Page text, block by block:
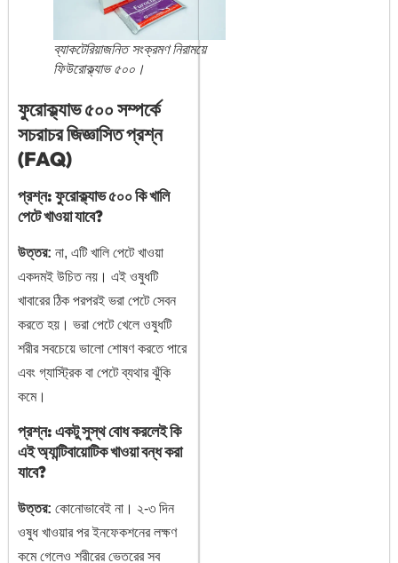
ব্যাকটেরিয়াজনিত সংক্রমণ নিরাময়ে
ফিউরোক্ল্যাভ ৫০০।
ফুরোক্ল্যাভ ৫০০ সম্পর্কে
সচরাচর জিজ্ঞাসিত প্রশ্ন
(FAQ)
প্রশ্ন: ফুরোক্ল্যাভ ৫০০ কি খালি
পেটে খাওয়া যাবে?
উত্তর: না, এটি খালি পেটে খাওয়া
একদমই উচিত নয়। এই ওষুধটি
খাবারের ঠিক পরপরই ভরা পেটে সেবন
করতে হয়। ভরা পেটে খেলে ওষুধটি
শরীর সবচেয়ে ভালো শোষণ করতে পারে
এবং গ্যাস্ট্রিক বা পেটে ব্যথার ঝুঁকি
কমে।
প্রশ্ন: একটু সুস্থ বোধ করলেই কি
এই অ্যান্টিবায়োটিক খাওয়া বন্ধ করা
যাবে?
উত্তর: কোনোভাবেই না। ২-৩ দিন
ওষুধ খাওয়ার পর ইনফেকশনের লক্ষণ
কমে গেলেও শরীরের ভেতরের সব